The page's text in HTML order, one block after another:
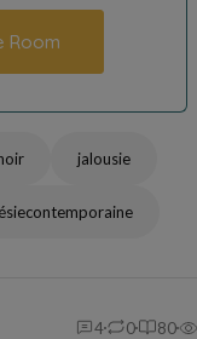
Room
jalousie
4 0 80